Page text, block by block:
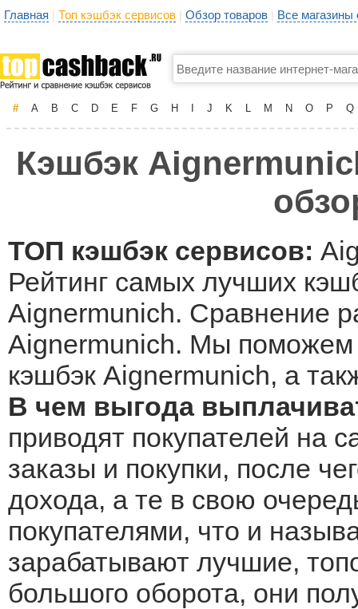
Главная | Топ кэшбэк сервисов | Обзор товаров | Все
# A B C D E F G H J K L M N O P Q
Кэшбэк
ТОП кэшбэк сервисов:
Рейтинг самых лучших
Aignermunich. Сравнение
Aignermunich. Мы поможем
кэшбэк Aignermunich, а
В чем выгода
приводят покупателей на
заказы и покупки, после
дохода, а те в свою
покупателями, что и
зарабатывают лучшие,
большого оборота, они